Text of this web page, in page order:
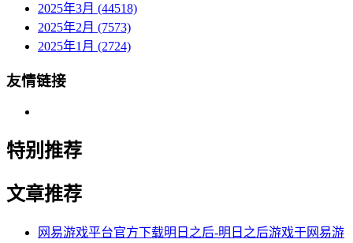
2025年3月 (44518)
2025年2月 (7573)
2025年1月 (2724)
友情链接
特别推荐
文章推荐
网易游戏平台官方下载明日之后-明日之后游戏于网易游